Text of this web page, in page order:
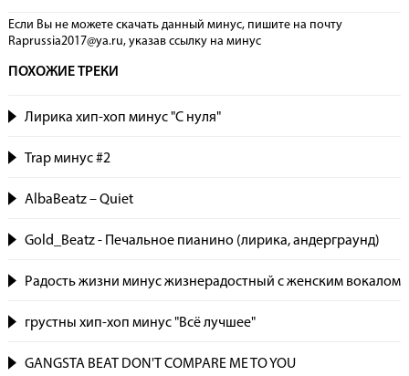
Если Вы не можете скачать данный минус, пишите на почту
Raprussia2017@ya.ru, указав сcылку на минус
ПОХОЖИЕ ТРЕКИ
Лирика хип-хоп минус "С нуля"
Trap минус #2
AlbaBeatz – Quiet
Gold_Beatz - Печальное пианино (лирика, андерграунд)
Радость жизни минус жизнерадостный с женским вокалом
грустны хип-хоп минус "Всё лучшее"
GANGSTA BEAT DON'T COMPARE ME TO YOU